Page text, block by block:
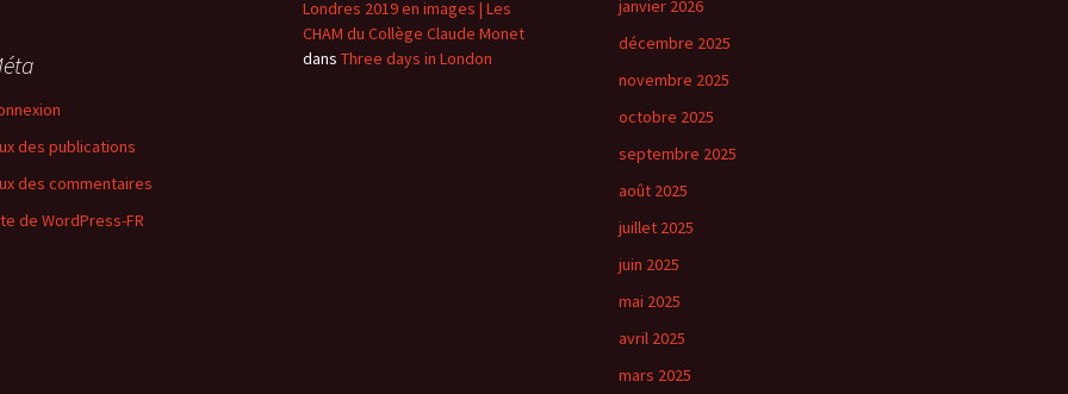
Londres 2019 en images | Les
CHAM du Collège Claude Monet
dans Three days in London
janvier 2026
décembre 2025
novembre 2025
octobre 2025
septembre 2025
août 2025
juillet 2025
juin 2025
mai 2025
avril 2025
mars 2025
des publications
des commentaires
de WordPress-FR